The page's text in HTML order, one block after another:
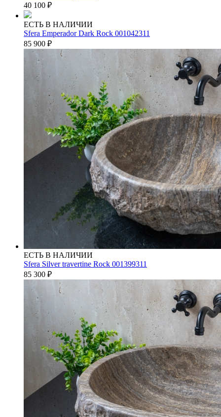
40 100 ₽
ЕСТЬ В НАЛИЧИИ
Sfera Emperador Dark Rock 001042311
85 900 ₽
ЕСТЬ В НАЛИЧИИ
Sfera Silver travertine Rock 001399311
85 300 ₽